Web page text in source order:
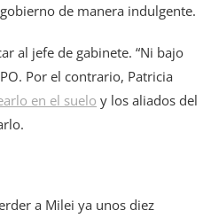
de manera indulgente.
al jefe de gabinete. “Ni bajo
Por el contrario, Patricia
en el suelo y los aliados del
a Milei ya unos diez